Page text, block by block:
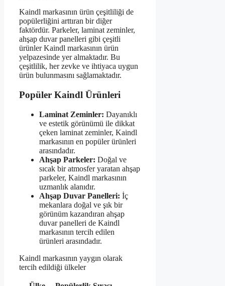
Kaindl markasının ürün çeşitliliği de
popülerliğini arttıran bir diğer
faktördür. Parkeler, laminat zeminler,
ahşap duvar panelleri gibi çeşitli
ürünler Kaindl markasının ürün
yelpazesinde yer almaktadır. Bu
çeşitlilik, her zevke ve ihtiyaca uygun
ürün bulunmasını sağlamaktadır.
Popüler Kaindl Ürünleri
Laminat Zeminler: Dayanıklı
ve estetik görünümü ile dikkat
çeken laminat zeminler, Kaindl
markasının en popüler ürünleri
arasındadır.
Ahşap Parkeler: Doğal ve
sıcak bir atmosfer yaratan ahşap
parkeler, Kaindl markasının
uzmanlık alanıdır.
Ahşap Duvar Panelleri: İç
mekanlara doğal ve şık bir
görünüm kazandıran ahşap
duvar panelleri de Kaindl
markasının tercih edilen
ürünleri arasındadır.
Kaindl markasının yaygın olarak
tercih edildiği ülkeler